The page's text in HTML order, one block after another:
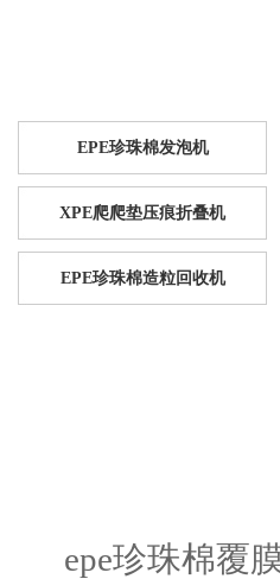
EPE珍珠棉发泡机
XPE爬爬垫压痕折叠机
EPE珍珠棉造粒回收机
epe珍珠棉覆